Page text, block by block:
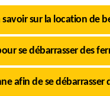
sur la location de
se débarrasser des
afin de se débarrasser